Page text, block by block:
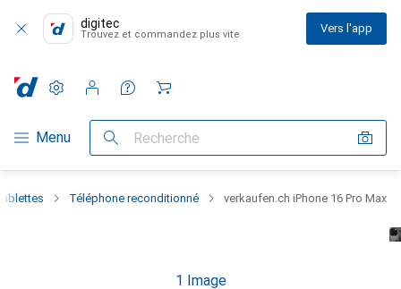
digitec
Trouvez et commandez plus vite Vers l'app
Navigation par catégorie
Menu Recherche
Paramètres
Compte client
Listes de comparaison
Listes d'envies
Panier
Téléphone reconditionné verkaufen.ch iPhone 16 Pro Max
1 Image